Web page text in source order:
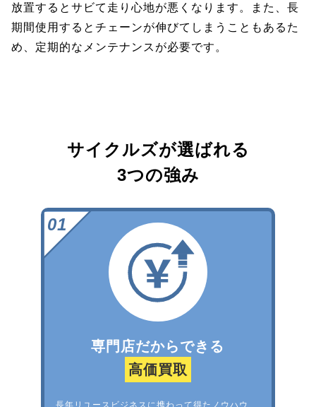
放置するとサビて走り心地が悪くなります。また、長
期間使用するとチェーンが伸びてしまうこともあるた
め、定期的なメンテナンスが必要です。
サイクルズが選ばれる
3つの強み
専門店だからできる
高価買取